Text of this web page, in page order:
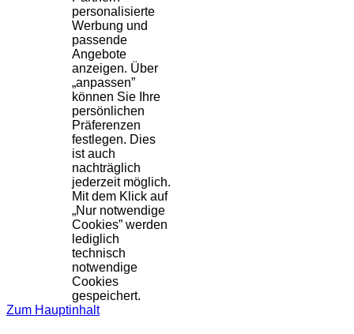
personalisierte
Werbung und
passende
Angebote
anzeigen. Über
„anpassen”
können Sie Ihre
persönlichen
Präferenzen
festlegen. Dies
ist auch
nachträglich
jederzeit möglich.
Mit dem Klick auf
„Nur notwendige
Cookies” werden
lediglich
technisch
notwendige
Cookies
gespeichert.
Zum Hauptinhalt